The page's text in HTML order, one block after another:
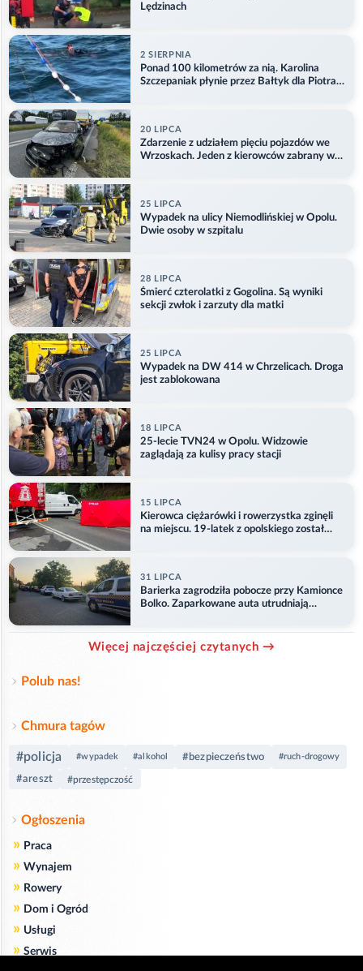
Lędzinach
2 SIERPNIA
Ponad 100 kilometrów za nią. Karolina
Szczepaniak płynie przez Bałtyk dla Piotra.
20 LIPCA
Zdarzenie z udziałem pięciu pojazdów we
Wrzoskach. Jeden z kierowców zabrany w
25 LIPCA
Wypadek na ulicy Niemodlińskiej w Opolu.
Dwie osoby w szpitalu
28 LIPCA
Śmierć czterolatki z Gogolina. Są wyniki
sekcji zwłok i zarzuty dla matki
25 LIPCA
Wypadek na DW 414 w Chrzelicach. Droga
jest zablokowana
18 LIPCA
25-lecie TVN24 w Opolu. Widzowie
zaglądają za kulisy pracy stacji
15 LIPCA
Kierowca ciężarówki i rowerzystka zginęli
na miejscu. 19-latek z opolskiego został
31 LIPCA
Barierka zagrodziła pobocze przy Kamionce
Bolko. Zaparkowane auta utrudniają
Więcej najczęściej czytanych →
Polub nas!
Chmura tagów
#policja #wypadek #alkohol #bezpieczeństwo #ruch-drogowy
#areszt #przestępczość
Ogłoszenia
» Praca
» Wynajem
» Rowery
» Dom i Ogród
» Usługi
» Serwis